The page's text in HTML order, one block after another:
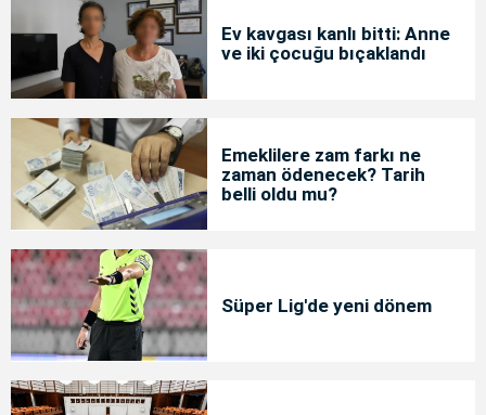
Ev kavgası kanlı bitti: Anne
ve iki çocuğu bıçaklandı
Emeklilere zam farkı ne
zaman ödenecek? Tarih
belli oldu mu?
Süper Lig'de yeni dönem